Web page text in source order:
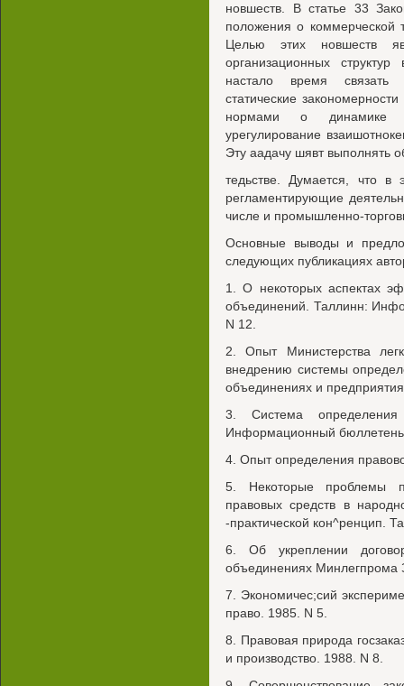
новшеств. В статье 33
положения о
Целью этих новшеств
организационных
настало время связать
статические
нормами о динамике
урегулирование
Эту аадачу шявт выполнять
тедьстве. Думается, что в
регламентирующие
числе и промышленно-
Основные выводы и
следующих публикациях
1. О некоторых аспектах
объединений. Таллинн:
N 12.
2. Опыт Министерства
внедрению системы
объединениях и
3. Система
Информационный
4. Опыт определения
5. Некоторые проблемы
правовых средств в
-практической кон^ренцип.
6. Об укреплении
объединениях Минлегпрома
7. Экономичес;сий
право. 1985. N 5.
8. Правовая природа
и производство. 1988. N 8.